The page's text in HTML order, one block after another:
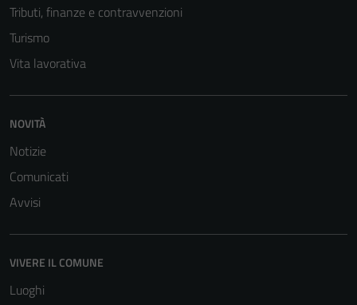
Tributi, finanze e contravvenzioni
Turismo
Vita lavorativa
NOVITÀ
Notizie
Comunicati
Avvisi
VIVERE IL COMUNE
Luoghi
Tecnici